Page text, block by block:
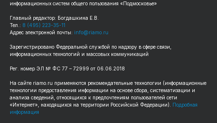
информационных систем общего пользования «Подмосковье»
Главный редактор: Богдашкина Е.В.
Тел.: 8 (495) 223-35-11
Адрес электронной почты: info@riamo.ru
Зарегистрировано Федеральной службой по надзору в сфере связи,
информационных технологий и массовых коммуникаций
Рег. номер ЭЛ № ФС 77 – 72999 от 06.06.2018
На сайте riamo.ru применяются рекомендательные технологии (информационные
технологии предоставления информации на основе сбора, систематизации и
анализа сведений, относящихся к предпочтениям пользователей сети
«Интернет», находящихся на территории Российской Федерации).
Подробная
информация